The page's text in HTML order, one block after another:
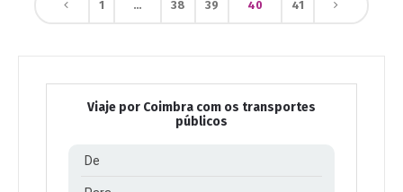
1 … 38 39 40 41
Viaje por Coimbra com os transportes
públicos